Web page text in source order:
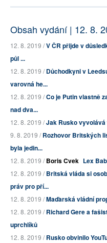
Obsah vydání | 12. 8.
12. 8. 2019 /V ČR přijde v
půl ...
12. 8. 2019 /Důchodkyni v
varovná he...
12. 8. 2019 /Co je Putin vlastně
nad dva...
12. 8. 2019 /Jak Rusko
9. 8. 2019 /Rozhovor Britských
byla jedin...
12. 8. 2019 /Boris Cvek Lex
12. 8. 2019 /Britská vláda si
práv pro pří...
12. 8. 2019 /Maďarská vládní
12. 8. 2019 /Richard Gere a
uprchlíků
12. 8. 2019 /Rusko obvinilo